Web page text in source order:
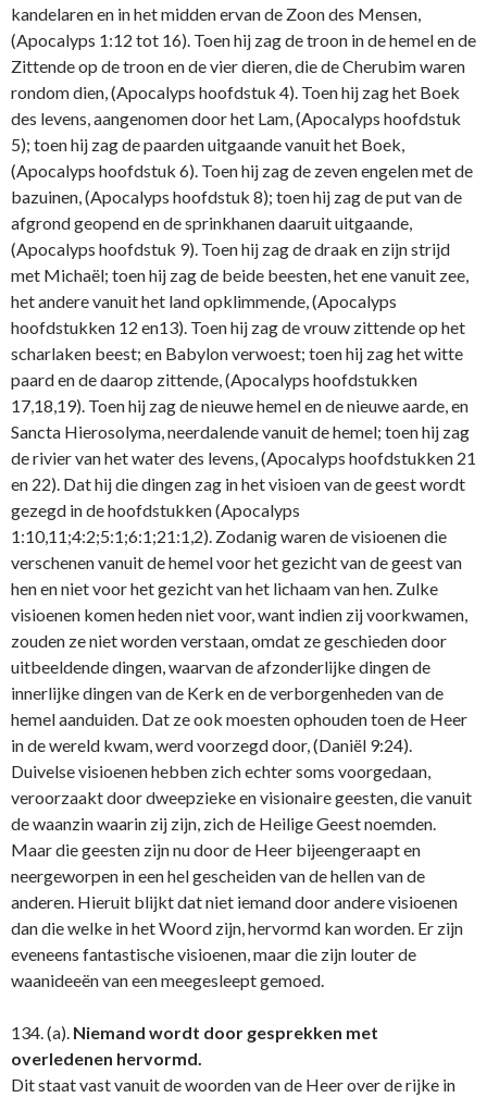
kandelaren en in het midden ervan de Zoon des Mensen,
(Apocalyps 1:12 tot 16). Toen hij zag de troon in de hemel en de
Zittende op de troon en de vier dieren, die de Cherubim waren
rondom dien, (Apocalyps hoofdstuk 4). Toen hij zag het Boek
des levens, aangenomen door het Lam, (Apocalyps hoofdstuk
5); toen hij zag de paarden uitgaande vanuit het Boek,
(Apocalyps hoofdstuk 6). Toen hij zag de zeven engelen met de
bazuinen, (Apocalyps hoofdstuk 8); toen hij zag de put van de
afgrond geopend en de sprinkhanen daaruit uitgaande,
(Apocalyps hoofdstuk 9). Toen hij zag de draak en zijn strijd
met Michaël; toen hij zag de beide beesten, het ene vanuit zee,
het andere vanuit het land opklimmende, (Apocalyps
hoofdstukken 12 en13). Toen hij zag de vrouw zittende op het
scharlaken beest; en Babylon verwoest; toen hij zag het witte
paard en de daarop zittende, (Apocalyps hoofdstukken
17,18,19). Toen hij zag de nieuwe hemel en de nieuwe aarde, en
Sancta Hierosolyma, neerdalende vanuit de hemel; toen hij zag
de rivier van het water des levens, (Apocalyps hoofdstukken 21
en 22). Dat hij die dingen zag in het visioen van de geest wordt
gezegd in de hoofdstukken (Apocalyps
1:10,11;4:2;5:1;6:1;21:1,2). Zodanig waren de visioenen die
verschenen vanuit de hemel voor het gezicht van de geest van
hen en niet voor het gezicht van het lichaam van hen. Zulke
visioenen komen heden niet voor, want indien zij voorkwamen,
zouden ze niet worden verstaan, omdat ze geschieden door
uitbeeldende dingen, waarvan de afzonderlijke dingen de
innerlijke dingen van de Kerk en de verborgenheden van de
hemel aanduiden. Dat ze ook moesten ophouden toen de Heer
in de wereld kwam, werd voorzegd door, (Daniël 9:24).
Duivelse visioenen hebben zich echter soms voorgedaan,
veroorzaakt door dweepzieke en visionaire geesten, die vanuit
de waanzin waarin zij zijn, zich de Heilige Geest noemden.
Maar die geesten zijn nu door de Heer bijeengeraapt en
neergeworpen in een hel gescheiden van de hellen van de
anderen. Hieruit blijkt dat niet iemand door andere visioenen
dan die welke in het Woord zijn, hervormd kan worden. Er zijn
eveneens fantastische visioenen, maar die zijn louter de
waanideeën van een meegesleept gemoed.
134. (a). Niemand wordt door gesprekken met
overledenen hervormd.
Dit staat vast vanuit de woorden van de Heer over de rijke in